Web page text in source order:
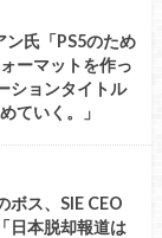
ン氏「PS5のため
ーマットを作っ
ションタイトル
ていく。」
ボス、SIE CEO
日本脱却報道は